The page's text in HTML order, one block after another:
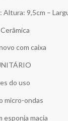
Altura: 9,5cm –
com caixa
do uso
micro-ondas
esponja macia